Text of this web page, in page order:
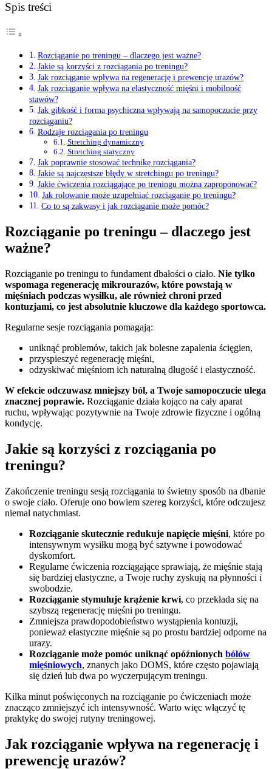
Spis treści
Rozciąganie po treningu – dlaczego jest ważne?
Jakie są korzyści z rozciągania po treningu?
Jak rozciąganie wpływa na regenerację i prewencję urazów?
Jak rozciąganie wpływa na elastyczność mięśni i mobilność
stawów?
Jak gibkość i forma psychiczna wpływają na samopoczucie przy
rozciąganiu?
Rodzaje rozciągania po treningu
Stretching dynamiczny
Stretching statyczny
Jak poprawnie stosować technikę rozciągania?
Jakie są najczęstsze błędy w stretchingu po treningu?
Jakie ćwiczenia rozciągające po treningu można zaproponować?
Jak rolowanie może uzupełniać rozciąganie po treningu?
Co to są zakwasy i jak rozciąganie może pomóc?
Rozciąganie po treningu – dlaczego jest
ważne?
Rozciąganie po treningu to fundament dbałości o ciało. Nie tylko
wspomaga regenerację mikrourazów, które powstają w
mięśniach podczas wysiłku, ale również chroni przed
kontuzjami, co jest absolutnie kluczowe dla każdego sportowca.
Regularne sesje rozciągania pomagają:
uniknąć problemów, takich jak bolesne zapalenia ścięgien,
przyspieszyć regenerację mięśni,
odzyskiwać mięśniom ich naturalną długość i elastyczność.
W efekcie odczuwasz mniejszy ból, a Twoje samopoczucie ulega
znacznej poprawie. Rozciąganie działa kojąco na cały aparat
ruchu, wpływając pozytywnie na Twoje zdrowie fizyczne i ogólną
kondycję.
Jakie są korzyści z rozciągania po
treningu?
Zakończenie treningu sesją rozciągania to świetny sposób na dbanie
o swoje ciało. Oferuje ono bowiem szereg korzyści, które odczujesz
niemal natychmiast.
Rozciąganie skutecznie redukuje napięcie mięśni, które po
intensywnym wysiłku mogą być sztywne i powodować
dyskomfort.
Regularne ćwiczenia rozciągające sprawiają, że mięśnie stają
się bardziej elastyczne, a Twoje ruchy zyskują na płynności i
swobodzie.
Rozciąganie stymuluje krążenie krwi, co przekłada się na
szybszą regenerację mięśni po treningu.
Zmniejsza prawdopodobieństwo wystąpienia kontuzji,
ponieważ elastyczne mięśnie są po prostu bardziej odporne na
urazy.
Rozciąganie może pomóc uniknąć opóźnionych bólów
mięśniowych, znanych jako DOMS, które często pojawiają
się dzień lub dwa po wyczerpującym treningu.
Kilka minut poświęconych na rozciąganie po ćwiczeniach może
znacząco zmniejszyć ich intensywność. Warto więc włączyć tę
praktykę do swojej rutyny treningowej.
Jak rozciąganie wpływa na regenerację i
prewencję urazów?